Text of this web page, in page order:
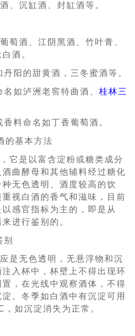
、沉缸酒、封缸酒等。
萄酒、江阴黑酒、竹叶青、
酒。
阳的甜黄酒，三冬蜜酒等。
名如泸洲老窖特曲酒、桂林三
料命名如丁香葡萄酒。
的基本方法
它是以富含淀粉或糖类成分
曲酵母和其他辅料经过糖化
无色透明、酒度较高的饮
视白酒的香气和滋味，目前
感官指标为主的，即是从
进行鉴别的。
是无色透明，无悬浮物和沉
入杯中，杯壁上不得出现环
，在光线中观察酒体，不得
。冬季如白酒中有沉淀可用
如沉淀消失为正常。